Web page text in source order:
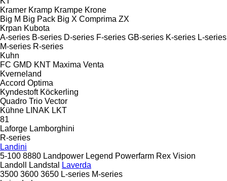
Kramer Kramp Krampe Krone
Big M Big Pack Big X Comprima ZX
Krpan Kubota
A-series B-series D-series F-series GB-series K-series L-series
M-series R-series
Kuhn
FC GMD KNT Maxima Venta
Kverneland
Accord Optima
Kyndestoft Köckerling
Quadro Trio Vector
Kühne LINAK LKT
81
Laforge Lamborghini
R-series
Landini
5-100 8880 Landpower Legend Powerfarm Rex Vision
Landoll
Landstal
Laverda
3500 3600 3650 L-series M-series